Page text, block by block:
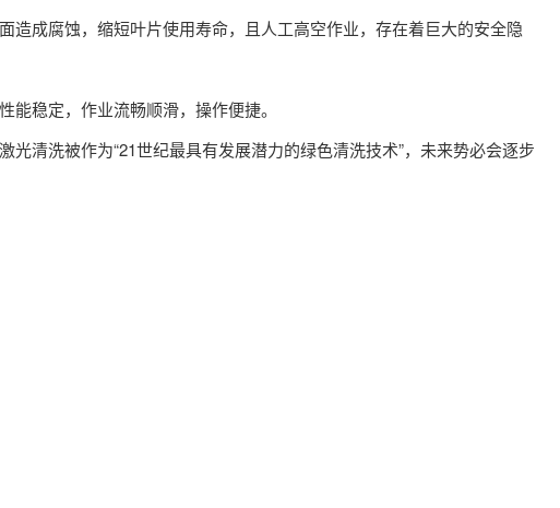
成腐蚀，缩短叶片使用寿命，且人工高空作业，存在着巨大的安全隐
稳定，作业流畅顺滑，操作便捷。
清洗被作为“21世纪最具有发展潜力的绿色清洗技术”，未来势必会逐步